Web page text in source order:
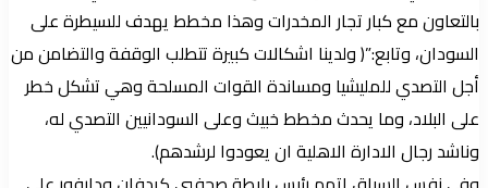
بالتعاون مع كبار تجار المخدرات وهذا مخطط يهدف للسيطرة على
السودان، وتابع:”( ولدينا اشكالات كبيرة تتطلب الوقفة والتضامن من
أجل التصدي للمليشيا ومساندة القوات المسلحة وهي تشكل خطر
على البلاد، وما يحدث مخطط خبيث وعلى السودانيين التصدي له،
وناشد رجال الادارة الاهلية ان يعودوا لرشدهم).